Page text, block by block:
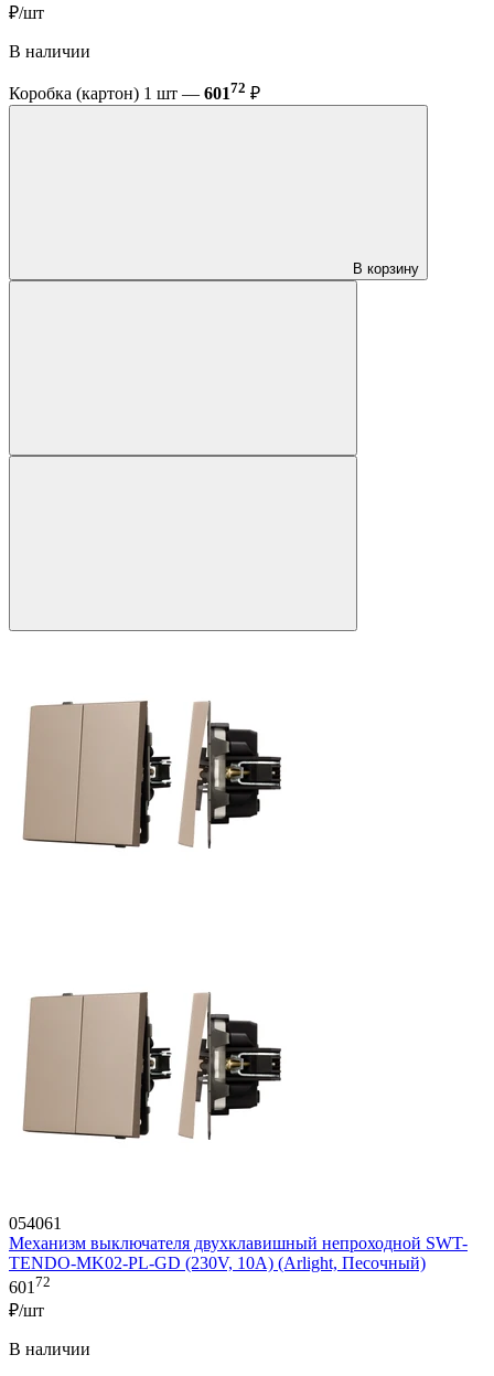
₽/шт
В наличии
Коробка (картон) 1 шт — 60172 ₽
В корзину
054061
Механизм выключателя двухклавишный непроходной SWT-
TENDO-MK02-PL-GD (230V, 10A) (Arlight, Песочный)
60172
₽/шт
В наличии